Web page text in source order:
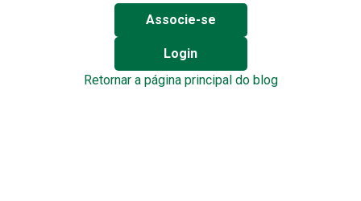
Associe-se
Login
Retornar a página principal do blog